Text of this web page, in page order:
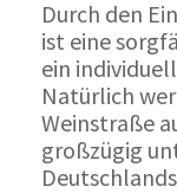
Durch den
ist eine
ein
Natürlich
Weinstraße
großzügig